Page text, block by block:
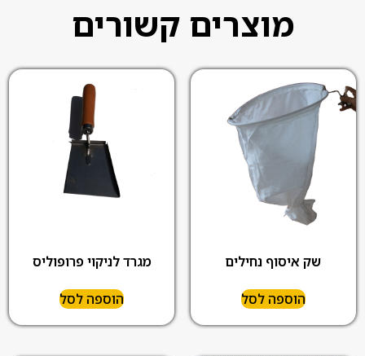
מוצרים קשורים
שק איסוף נחילים
הוספה לסל
מגרד לניקוי פרופוליס
הוספה לסל